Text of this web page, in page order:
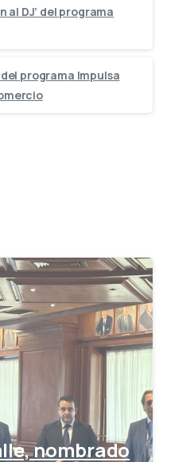
DJ’ del programa
programa Impulsa
-
nombrado